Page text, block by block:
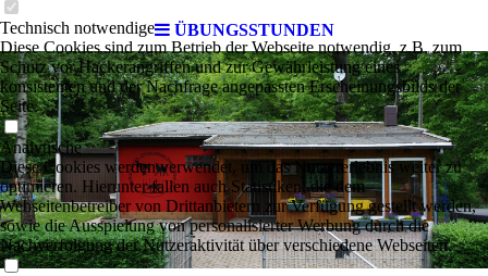
ÜBUNGSSTUNDEN
Technisch notwendige
Diese Cookies sind zum Betrieb der Webseite notwendig, z.B. zum
Schutz vor Hackerangriffen und zur Gewährleistung eines
konsistenten und der Nachfrage angepassten Erscheinungsbilds der
Seite.
Analytische
Diese Cookies werden verwendet, um das Nutzererlebnis weiter zu
optimieren. Hierunter fallen auch Statistiken, die dem
Webseitenbetreiber von Drittanbietern zur Verfügung gestellt werden,
sowie die Ausspielung von personalisierter Werbung durch die
Nachverfolgung der Nutzeraktivität über verschiedene Webseiten.